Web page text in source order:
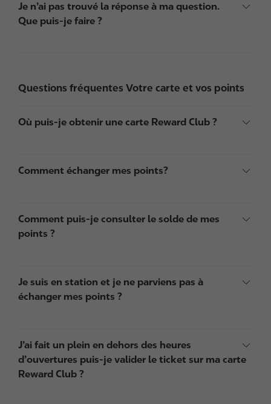
Je n’ai pas trouvé la réponse à ma question.
Que puis-je faire ?
Questions fréquentes Votre carte et vos points
Où puis-je obtenir une carte Reward Club ?
Comment échanger mes points?
Comment puis-je consulter le solde de mes
points ?
Je suis en station et je ne parviens pas à
échanger mes points ?
J’ai fait un plein en dehors des heures
d’ouvertures puis-je valider le ticket sur ma carte
Reward Club ?